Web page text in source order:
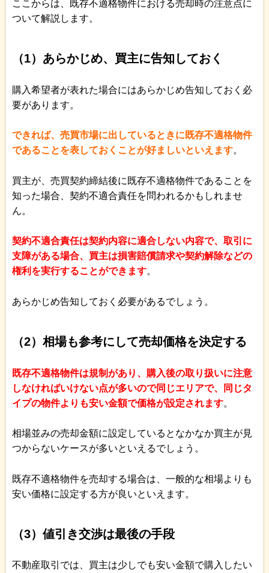
ここからは、既存不適格物件における売却時の注意点に
ついて解説します。
（1）あらかじめ、買主に告知しておく
購入希望者が表れた場合にはあらかじめ告知しておく必
要があります。
できれば、売買市場に出しているときに既存不適格物件
であることを表しておくことが好ましいといえます。
買主が、売買契約締結後に既存不適格物件であることを
知った場合、契約不適合責任を問われるかもしれませ
ん。
契約不適合責任は契約内容に適合しない内容で、取引に
支障がある場合、買主は損害賠償請求や契約解除などの
権利を実行することができます。
あらかじめ告知しておく必要があるでしょう。
（2）相場も参考にして売却価格を決定する
既存不適格物件は規制があり、購入後の取り扱いに注意
しなければいけない点が多いので同じエリアで、同じタ
イプの物件よりも安い金額で価格が設定されます。
相場並みの売却金額に設定しているとなかなか買主が見
つからないケースが多いといえるでしょう。
既存不適格物件を売却する場合は、一般的な相場よりも
安い価格に設定する方が良いといえます。
（3）値引き交渉は最後の手段
不動産取引では、買主は少しでも安い金額で購入したい